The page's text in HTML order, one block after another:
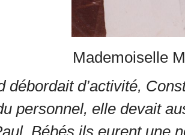
Mademoiselle
débordait d’activité,
personnel, elle devait
Bébés ils eurent une